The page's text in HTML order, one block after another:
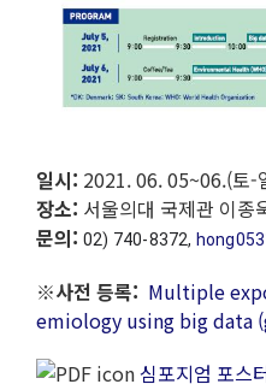
일시: 2021. 06. 05~06.(토-
장소: 서울의대 국제관 이종
문의: 02) 740-8372,
※사전 등록: Multiple
emiology using big data
심포지엄 포스